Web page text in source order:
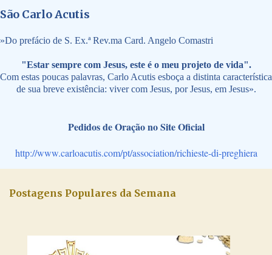
São Carlo Acutis
»Do prefácio de S. Ex.ª Rev.ma Card. Angelo Comastri
"Estar sempre com Jesus, este é o meu projeto de vida".
Com estas poucas palavras, Carlo Acutis esboça a distinta característica
de sua breve existência: viver com Jesus, por Jesus, em Jesus».
Pedidos de Oração no Site Oficial
http://www.carloacutis.com/pt/association/richieste-di-preghiera
Postagens Populares da Semana